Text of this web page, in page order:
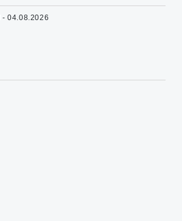
- 04.08.2026